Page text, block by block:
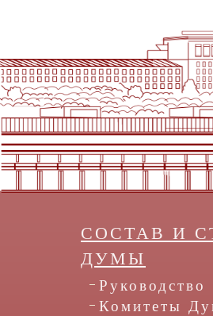
СОСТАВ И
ДУМЫ
Руководство
Комитеты